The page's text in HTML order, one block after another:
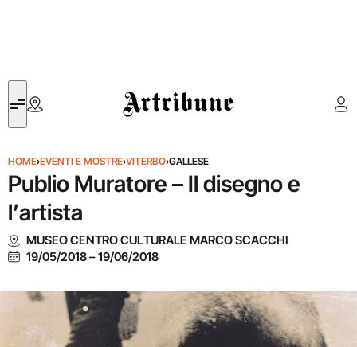
Artribune
HOME›EVENTI E MOSTRE›VITERBO›GALLESE
Publio Muratore – Il disegno e
l’artista
MUSEO CENTRO CULTURALE MARCO SCACCHI
19/05/2018–19/06/2018